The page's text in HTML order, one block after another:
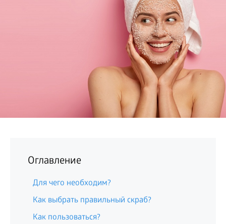
Оглавление
Для чего необходим?
Как выбрать правильный скраб?
Как пользоваться?